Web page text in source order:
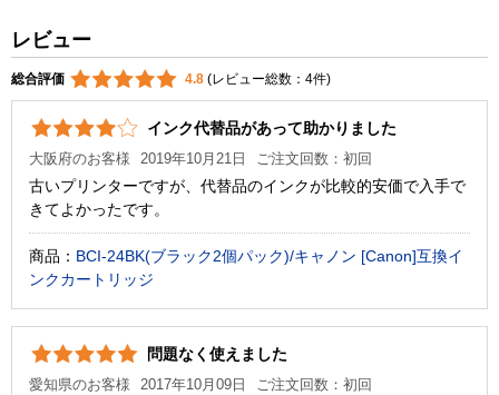
レビュー
総合評価 4.8 (レビュー総数：4件)
インク代替品があって助かりました
大阪府のお客様 2019年10月21日 ご注文回数：初回
古いプリンターですが、代替品のインクが比較的安価で入手で
きてよかったです。
商品： BCI-24BK(ブラック2個パック)/キャノン [Canon]互換イ
ンクカートリッジ
問題なく使えました
愛知県のお客様 2017年10月09日 ご注文回数：初回